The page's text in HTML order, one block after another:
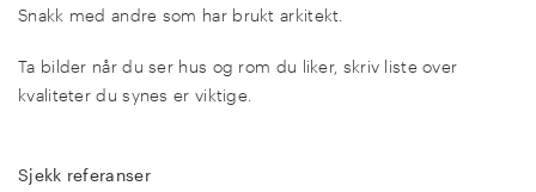
Snakk med andre som har brukt arkitekt.
Ta bilder når du ser hus og rom du liker, skriv liste over
kvaliteter du synes er viktige.
Sjekk referanser